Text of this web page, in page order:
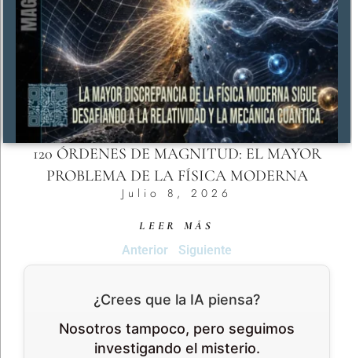
120 ÓRDENES DE MAGNITUD: EL MAYOR
PROBLEMA DE LA FÍSICA MODERNA
Julio 8, 2026
LEER MÁS
Anterior Siguiente
¿Crees que la IA piensa?
Nosotros tampoco, pero seguimos
investigando el misterio.